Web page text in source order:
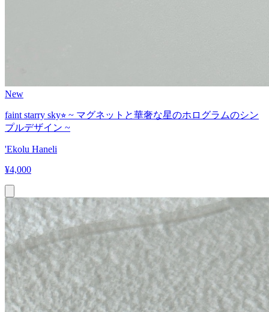
New
faint starry sky⭐︎ ~ マグネットと華奢な星のホログラムのシン
プルデザイン ~
'Ekolu Haneli
¥4,000